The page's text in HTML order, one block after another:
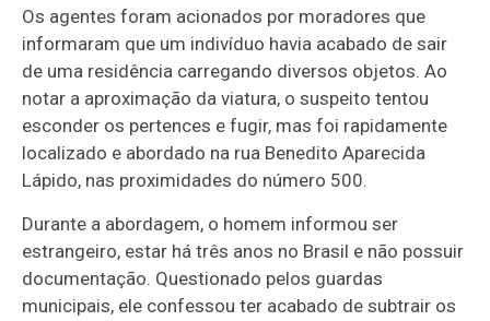
Os agentes foram acionados por moradores que
informaram que um indivíduo havia acabado de sair
de uma residência carregando diversos objetos. Ao
notar a aproximação da viatura, o suspeito tentou
esconder os pertences e fugir, mas foi rapidamente
localizado e abordado na rua Benedito Aparecida
Lápido, nas proximidades do número 500.
Durante a abordagem, o homem informou ser
estrangeiro, estar há três anos no Brasil e não possuir
documentação. Questionado pelos guardas
municipais, ele confessou ter acabado de subtrair os